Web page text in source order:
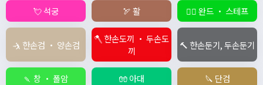
💘 석궁 🏹 활 🧙‍♀️ 완드 ・ 스테프
🤺 한손검 ・ 양손검
🪓 한손도끼 ・ 두손도
끼
🔨 한손둔기, 두손둔기
🍡 창 ・ 폴암 🧤 아대 🔪 단검